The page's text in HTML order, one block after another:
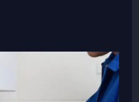
تصليح
تسريب
السخانات